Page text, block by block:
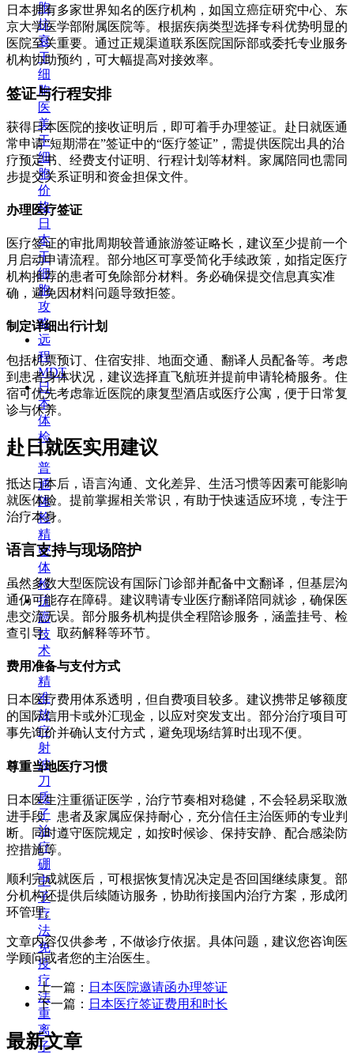
胞
抗
衰
干
细
胞
医
美
干
细
胞
价
格
日
本
干
细
胞
攻
略
远
程
MDT
日
本
体
检
+
普
通
体
检
精
密
体
检
抗
癌
技
术
+
精
准
放
疗
射
波
刀
质
子
治
疗
硼
中
子
疗
法
免
疫
疗
法
重
离
子
日本拥有多家世界知名的医疗机构，如国立癌症研究中心、东
京大学医学部附属医院等。根据疾病类型选择专科优势明显的
医院至关重要。通过正规渠道联系医院国际部或委托专业服务
机构协助预约，可大幅提高对接效率。
签证与行程安排
获得日本医院的接收证明后，即可着手办理签证。赴日就医通
常申请“短期滞在”签证中的“医疗签证”，需提供医院出具的治
疗预定书、经费支付证明、行程计划等材料。家属陪同也需同
步提交关系证明和资金担保文件。
办理医疗签证
医疗签证的审批周期较普通旅游签证略长，建议至少提前一个
月启动申请流程。部分地区可享受简化手续政策，如指定医疗
机构推荐的患者可免除部分材料。务必确保提交信息真实准
确，避免因材料问题导致拒签。
制定详细出行计划
包括机票预订、住宿安排、地面交通、翻译人员配备等。考虑
到患者身体状况，建议选择直飞航班并提前申请轮椅服务。住
宿可优先考虑靠近医院的康复型酒店或医疗公寓，便于日常复
诊与休养。
赴日就医实用建议
抵达日本后，语言沟通、文化差异、生活习惯等因素可能影响
就医体验。提前掌握相关常识，有助于快速适应环境，专注于
治疗本身。
语言支持与现场陪护
虽然多数大型医院设有国际门诊部并配备中文翻译，但基层沟
通仍可能存在障碍。建议聘请专业医疗翻译陪同就诊，确保医
患交流无误。部分服务机构提供全程陪诊服务，涵盖挂号、检
查引导、取药解释等环节。
费用准备与支付方式
日本医疗费用体系透明，但自费项目较多。建议携带足够额度
的国际信用卡或外汇现金，以应对突发支出。部分治疗项目可
事先询价并确认支付方式，避免现场结算时出现不便。
尊重当地医疗习惯
日本医生注重循证医学，治疗节奏相对稳健，不会轻易采取激
进手段。患者及家属应保持耐心，充分信任主治医师的专业判
断。同时遵守医院规定，如按时候诊、保持安静、配合感染防
控措施等。
顺利完成就医后，可根据恢复情况决定是否回国继续康复。部
分机构还提供后续随访服务，协助衔接国内治疗方案，形成闭
环管理。
文章内容仅供参考，不做诊疗依据。具体问题，建议您咨询医
学顾问或者您的主治医生。
上一篇： 日本医院邀请函办理签证
下一篇： 日本医疗签证费用和时长
最新文章